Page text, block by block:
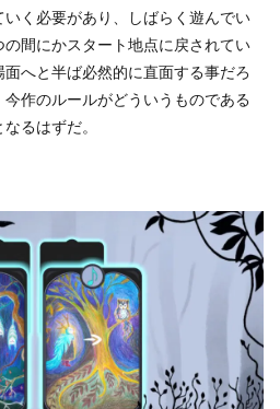
く必要があり、しばらく遊んでい
間にかスタート地点に戻されてい
へと半ば必然的に直面する事だろ
作のルールがどういうものである
るはずだ。